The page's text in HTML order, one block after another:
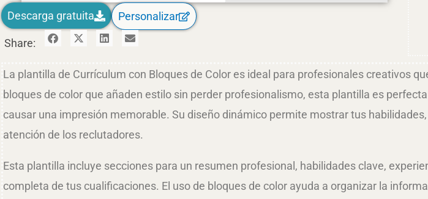
Descarga gratuita Personalizar
Share:
La plantilla de Currículum con Bloques de Color es ideal para profesionales creativos
bloques de color que añaden estilo sin perder profesionalismo, esta plantilla es
causar una impresión memorable. Su diseño dinámico permite mostrar tus
atención de los reclutadores.
Esta plantilla incluye secciones para un resumen profesional, habilidades clave,
completa de tus cualificaciones. El uso de bloques de color ayuda a organizar la